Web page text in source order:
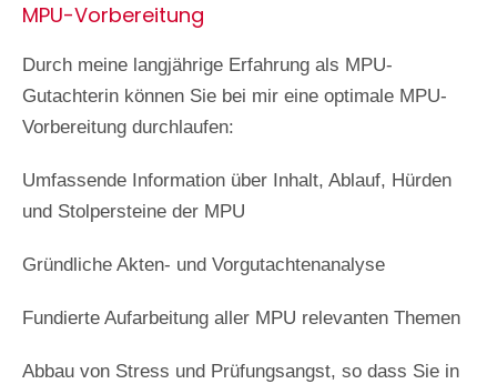
MPU-Vorbereitung
Durch meine langjährige Erfahrung als MPU-
Gutachterin können Sie bei mir eine optimale MPU-
Vorbereitung durchlaufen:
Umfassende Information über Inhalt, Ablauf, Hürden
und Stolpersteine der MPU
Gründliche Akten- und Vorgutachtenanalyse
Fundierte Aufarbeitung aller MPU relevanten Themen
Abbau von Stress und Prüfungsangst, so dass Sie in